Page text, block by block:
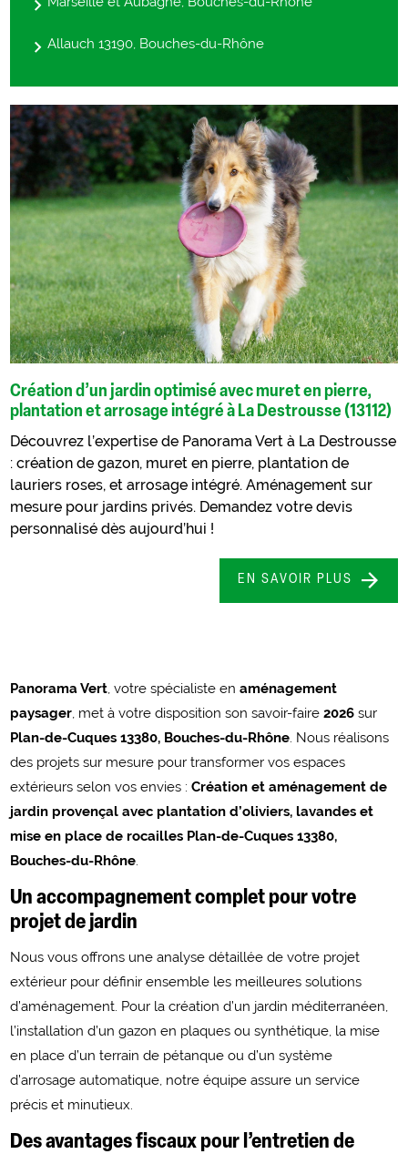
Allauch 13190, Bouches-du-Rhône
Création d’un jardin optimisé avec muret en pierre,
plantation et arrosage intégré à La Destrousse (13112)
Découvrez l’expertise de Panorama Vert à La Destrousse
: création de gazon, muret en pierre, plantation de
lauriers roses, et arrosage intégré. Aménagement sur
mesure pour jardins privés. Demandez votre devis
personnalisé dès aujourd’hui !
EN SAVOIR PLUS
Panorama Vert , votre spécialiste enaménagement
paysager , met à votre disposition son savoir-faire2026 sur
Plan-de-Cuques 13380, Bouches-du-Rhône . Nous réalisons
des projets sur mesure pour transformer vos espaces
extérieurs selon vos envies :Création et aménagement de
jardin provençal avec plantation d’oliviers, lavandes et
mise en place de rocailles Plan-de-Cuques 13380,
Bouches-du-Rhône
Un accompagnement complet pour votre
projet de jardin
Nous vous offrons une analyse détaillée de votre projet
extérieur pour définir ensemble les meilleures solutions
d’aménagement. Pour la création d’un jardin méditerranéen,
l’installation d’un gazon en plaques ou synthétique, la mise
en place d’un terrain de pétanque ou d’un système
d’arrosage automatique, notre équipe assure un service
précis et minutieux.
Des avantages fiscaux pour l’entretien de